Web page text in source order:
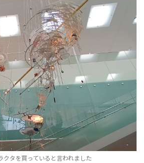
クタを買っていると言われました